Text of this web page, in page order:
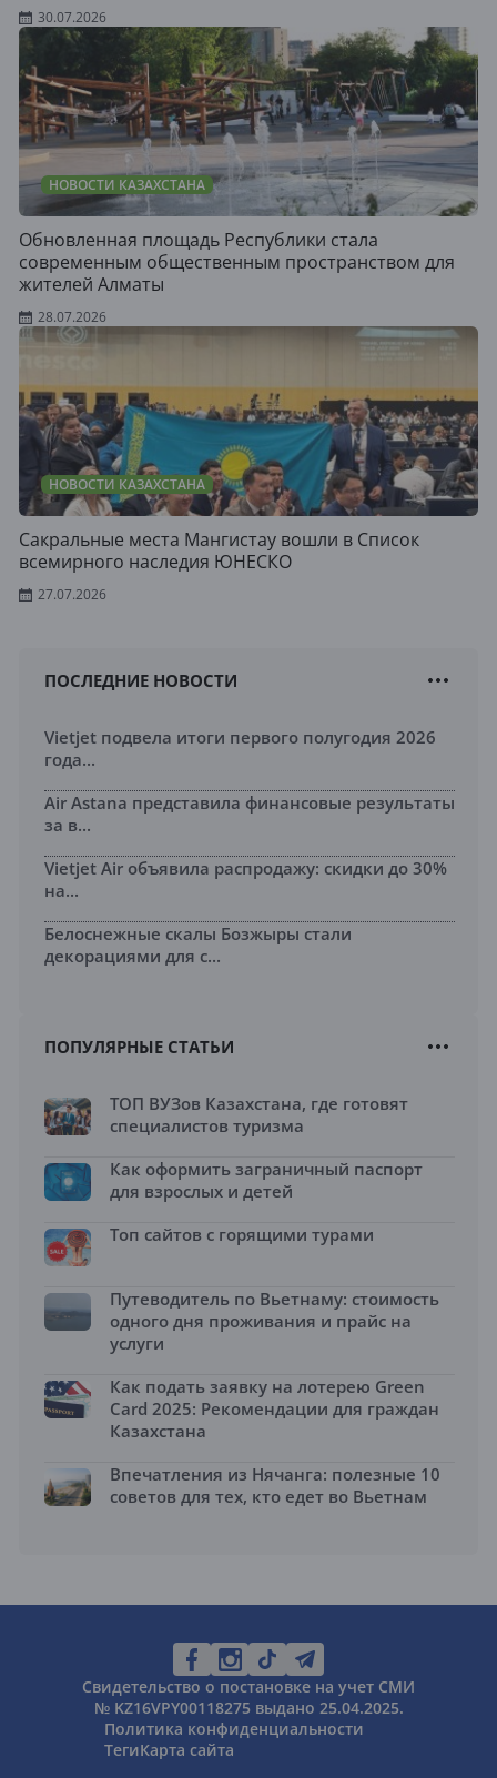
30.07.2026
НОВОСТИ КАЗАХСТАНА
Обновленная площадь Республики стала
современным общественным пространством для
жителей Алматы
28.07.2026
НОВОСТИ КАЗАХСТАНА
Сакральные места Мангистау вошли в Список
всемирного наследия ЮНЕСКО
27.07.2026
ПОСЛЕДНИЕ НОВОСТИ
Vietjet подвела итоги первого полугодия 2026
года...
Air Astana представила финансовые результаты
за в...
Vietjet Air объявила распродажу: скидки до 30%
на...
Белоснежные скалы Бозжыры стали
декорациями для с...
ПОПУЛЯРНЫЕ СТАТЬИ
ТОП ВУЗов Казахстана, где готовят
специалистов туризма
Как оформить заграничный паспорт
для взрослых и детей
Топ сайтов с горящими турами
Путеводитель по Вьетнаму: стоимость
одного дня проживания и прайс на
услуги
Как подать заявку на лотерею Green
Card 2025: Рекомендации для граждан
Казахстана
Впечатления из Нячанга: полезные 10
советов для тех, кто едет во Вьетнам
Свидетельство о постановке на учет СМИ
№ KZ16VPY00118275 выдано 25.04.2025.
Политика конфиденциальности
ТегиКарта сайта